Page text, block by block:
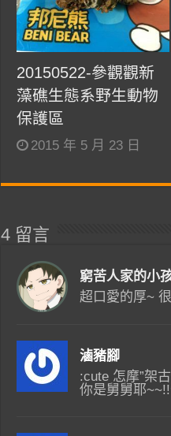
20150522-參觀觀新
藻礁生態系野生動物
保護區
2015 年 5 月 23 日
4 留言
窮苦人家的小
超口愛的厚~
滷豬腳
:cute 怎摩”架
你是舅舅耶